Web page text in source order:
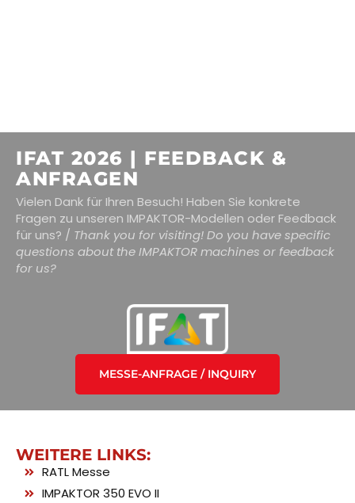
IFAT 2026 | FEEDBACK &
ANFRAGEN
Vielen Dank für Ihren Besuch! Haben Sie konkrete
Fragen zu unseren IMPAKTOR-Modellen oder Feedback
für uns? / Thank you for visiting! Do you have specific
questions about the IMPAKTOR machines or feedback
for us?
MESSE-ANFRAGE / INQUIRY
WEITERE LINKS:
RATL Messe
IMPAKTOR 350 EVO II